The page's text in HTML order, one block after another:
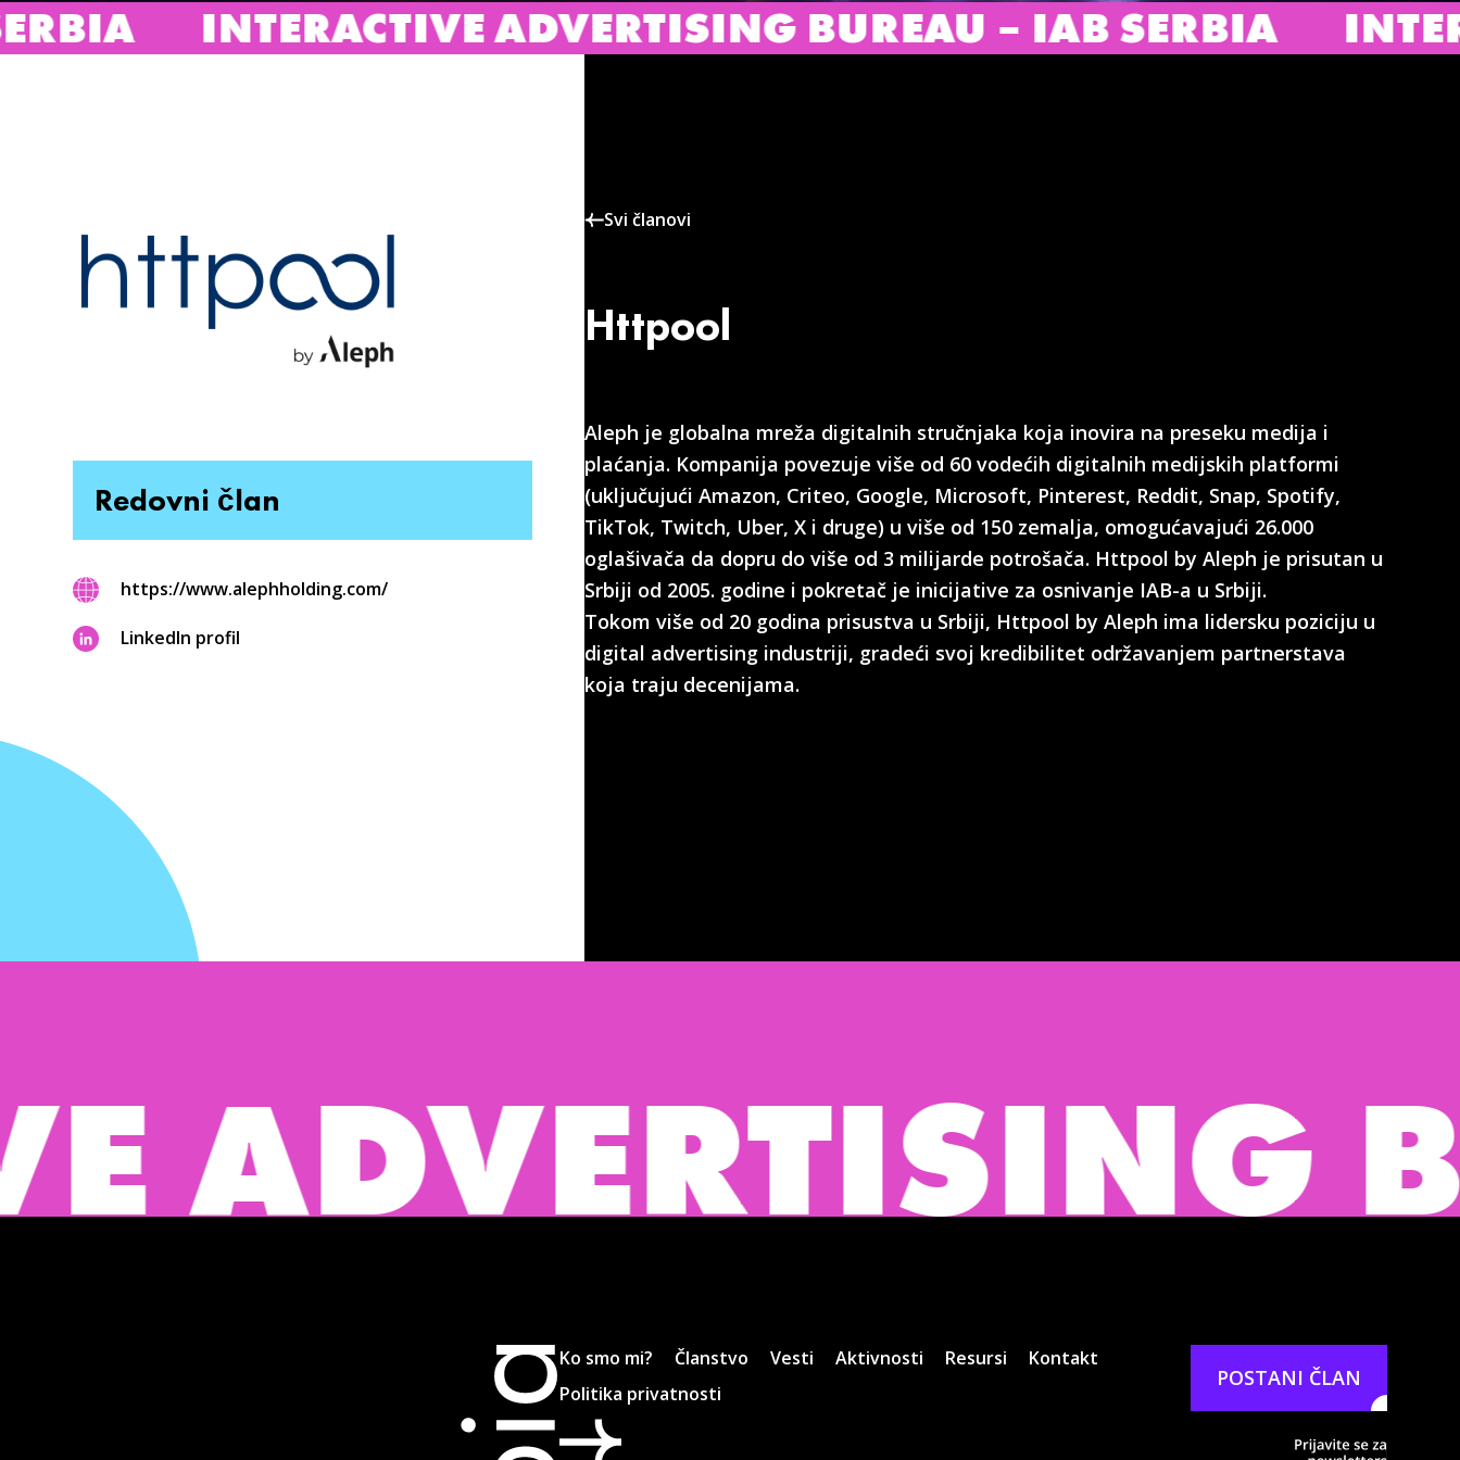
INTERACTIVE ADVERTISING BUREAU – IAB SERBIA
Redovni član
https://www.alephholding.com/
LinkedIn profil
Svi članovi
Httpool
Aleph je globalna mreža digitalnih stručnjaka koja inovira na preseku medija i
plaćanja. Kompanija povezuje više od 60 vodećih digitalnih medijskih platformi
(uključujući Amazon, Criteo, Google, Microsoft, Pinterest, Reddit, Snap, Spotify,
TikTok, Twitch, Uber, X i druge) u više od 150 zemalja, omogućavajući 26.000
oglašivača da dopru do više od 3 milijarde potrošača. Httpool by Aleph je prisutan u
Srbiji od 2005. godine i pokretač je inicijative za osnivanje IAB-a u Srbiji.
Tokom više od 20 godina prisustva u Srbiji, Httpool by Aleph ima lidersku poziciju u
digital advertising industriji, gradeći svoj kredibilitet održavanjem partnerstava
koja traju decenijama.
Ko smo mi? Članstvo Vesti Aktivnosti Resursi
Kontakt
Politika privatnosti
POSTANI ČLAN